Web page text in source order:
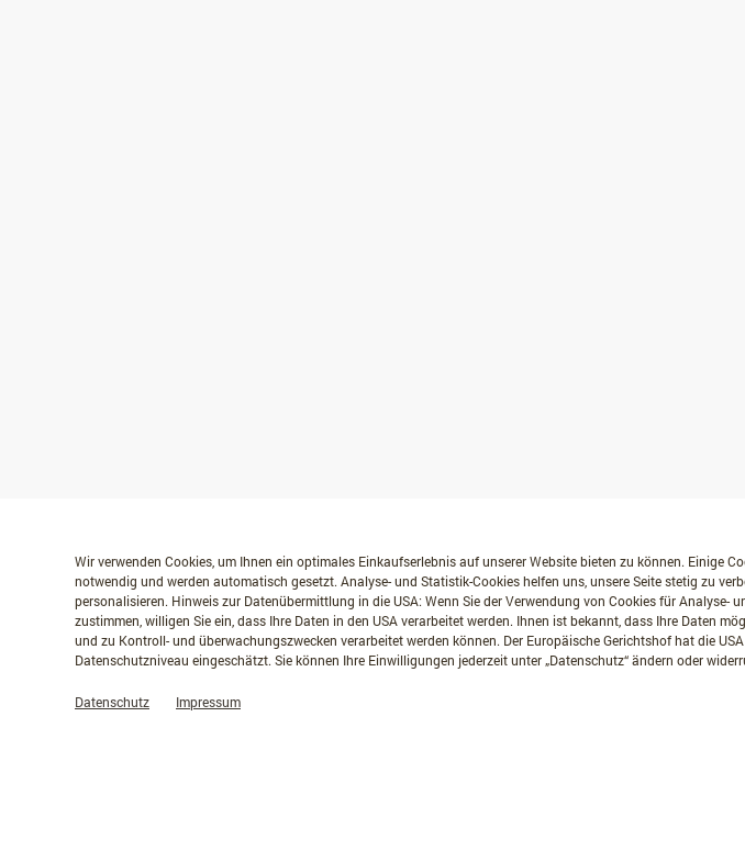
Wir verwenden Cookies, um Ihnen ein optimales Einkaufserlebnis auf unserer Website bieten zu können. Einige
notwendig und werden automatisch gesetzt. Analyse- und Statistik-Cookies helfen uns, unsere Seite stetig zu
personalisieren. Hinweis zur Datenübermittlung in die USA: Wenn Sie der Verwendung von Cookies für Analyse-
zustimmen, willigen Sie ein, dass Ihre Daten in den USA verarbeitet werden. Ihnen ist bekannt, dass Ihre Daten
und zu Kontroll- und überwachungszwecken verarbeitet werden können. Der Europäische Gerichtshof hat die
Datenschutzniveau eingeschätzt. Sie können Ihre Einwilligungen jederzeit unter „Datenschutz“ ändern oder
Datenschutz Impressum